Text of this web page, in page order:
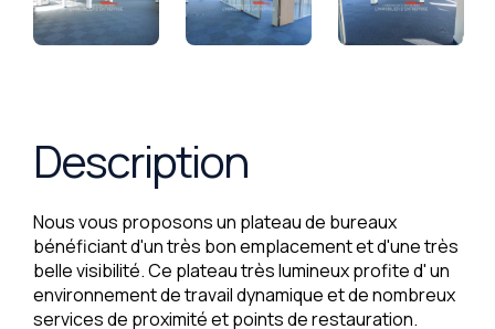
Description
Nous vous proposons un plateau de bureaux
bénéficiant d'un très bon emplacement et d'une très
belle visibilité. Ce plateau très lumineux profite d' un
environnement de travail dynamique et de nombreux
services de proximité et points de restauration.